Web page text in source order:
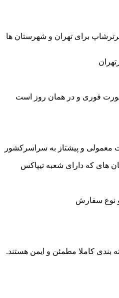
برای تهران و شهرستان ها
فوری و در همان روز است
معمولی و پیشتاز به سراسرکشور
های که دارای شعبه تیپاکس
نوع سفارش
بندی کاملا مطمئن و ایمن هستند.